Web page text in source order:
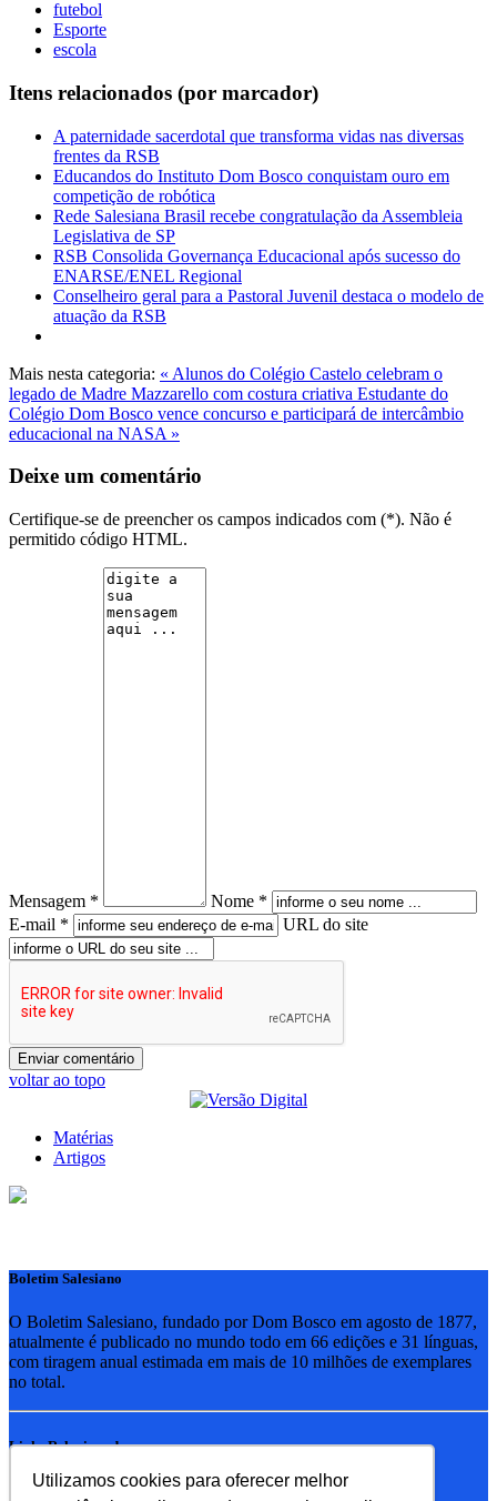
Utilizamos cookies para oferecer melhor
futebol
Esporte
escola
Itens relacionados (por marcador)
A paternidade sacerdotal que transforma vidas nas diversas
frentes da RSB
Educandos do Instituto Dom Bosco conquistam ouro em
competição de robótica
Rede Salesiana Brasil recebe congratulação da Assembleia
Legislativa de SP
RSB Consolida Governança Educacional após sucesso do
ENARSE/ENEL Regional
Conselheiro geral para a Pastoral Juvenil destaca o modelo de
atuação da RSB
Mais nesta categoria: « Alunos do Colégio Castelo celebram o
legado de Madre Mazzarello com costura criativa Estudante do
Colégio Dom Bosco vence concurso e participará de intercâmbio
educacional na NASA »
Deixe um comentário
Certifique-se de preencher os campos indicados com (*). Não é
permitido código HTML.
Mensagem *
Nome *
E-mail *
URL do site
voltar ao topo
Matérias
Artigos
Boletim Salesiano
O Boletim Salesiano, fundado por Dom Bosco em agosto de 1877,
atualmente é publicado no mundo todo em 66 edições e 31 línguas,
com tiragem anual estimada em mais de 10 milhões de exemplares
no total.
Links Relacionados
RSB - Rede Salesiana Brasil